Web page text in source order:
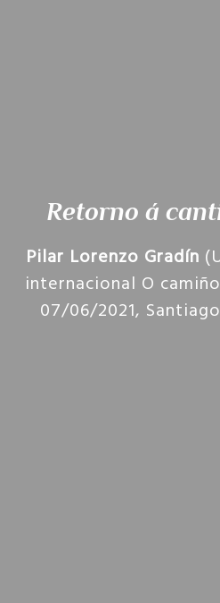
Retorno á
Pilar Lorenzo Gradín
internacional O
07/06/2021,